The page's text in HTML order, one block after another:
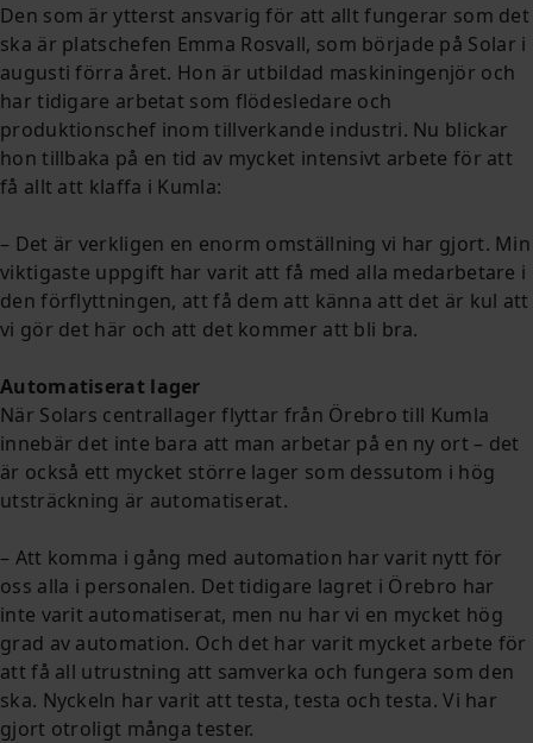
Den som är ytterst ansvarig för att allt fungerar som det
ska är platschefen Emma Rosvall, som började på Solar i
augusti förra året. Hon är utbildad maskiningenjör och
har tidigare arbetat som flödesledare och
produktionschef inom tillverkande industri. Nu blickar
hon tillbaka på en tid av mycket intensivt arbete för att
få allt att klaffa i Kumla:
– Det är verkligen en enorm omställning vi har gjort. Min
viktigaste uppgift har varit att få med alla medarbetare i
den förflyttningen, att få dem att känna att det är kul att
vi gör det här och att det kommer att bli bra.
Automatiserat lager
När Solars centrallager flyttar från Örebro till Kumla
innebär det inte bara att man arbetar på en ny ort – det
är också ett mycket större lager som dessutom i hög
utsträckning är automatiserat.
– Att komma i gång med automation har varit nytt för
oss alla i personalen. Det tidigare lagret i Örebro har
inte varit automatiserat, men nu har vi en mycket hög
grad av automation. Och det har varit mycket arbete för
att få all utrustning att samverka och fungera som den
ska. Nyckeln har varit att testa, testa och testa. Vi har
gjort otroligt många tester.